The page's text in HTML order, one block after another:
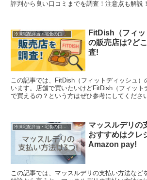
評判から良い口コミまでを調査！注意点も解説！
冷凍宅配弁当・宅食の口コミなど
FitDish（フィッ
の販売店は?ど
査!
この記事では、FitDish（フィットディッシュ）
います。店舗で買いたいけどFitDish（フィット
で買えるの？という方はぜひ参考にしてくださ
マッスルデリの
おすすめはクレ
Amazon pay!
この記事では、マッスルデリの支払い方法など